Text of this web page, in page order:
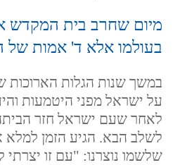
מיום שחרב בית המקדש
בעולמו אלא ד' אמות של
במשך שנות הגלות הארוכות
על ישראל מפני היטמעות
לאחר שעם ישראל חזר
לשלב הבא. הגיע הזמן
שלשמו נוצרנו: "עם זו יצרתי